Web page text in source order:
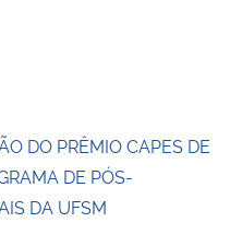
DO PRÊMIO CAPES DE
DE PÓS-
DA UFSM